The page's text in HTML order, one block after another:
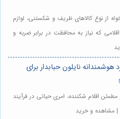
از نوع کالاهای ظریف و شکستنی، لوازم
که نیاز به محافظت در برابر ضربه و
هوشمندانه نایلون حبابدار برای
اقلام شکننده، امری حیاتی در فرآیند
| مشاهده و خرید